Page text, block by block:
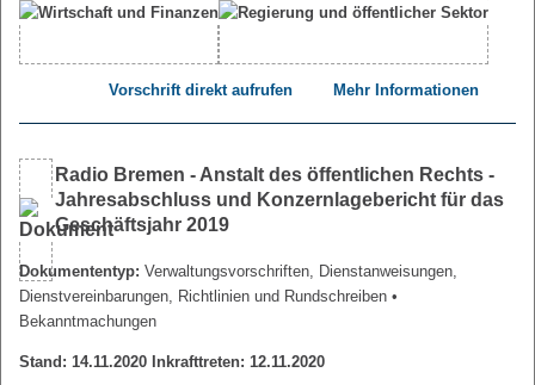
Vorschrift direkt aufrufen Mehr Informationen
Radio Bremen - Anstalt des öffentlichen Rechts -
Jahresabschluss und Konzernlagebericht für das
Geschäftsjahr 2019
Dokumententyp: Verwaltungsvorschriften, Dienstanweisungen,
Dienstvereinbarungen, Richtlinien und Rundschreiben •
Bekanntmachungen
Stand: 14.11.2020 Inkrafttreten: 12.11.2020